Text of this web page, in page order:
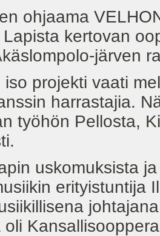
ohjaama
kertovan
järven
iso projekti vaati
harrastajia.
työhön Pellosta,
uskomuksista
erityistuntija
oli